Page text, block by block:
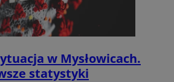
w Mysłowicach.
statystyki